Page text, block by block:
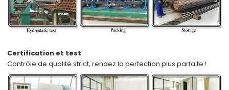
Certification et test
Contrôle de qualité strict, rendez la perfection plus parfaite !